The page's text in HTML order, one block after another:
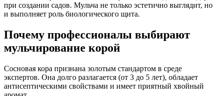
при создании садов. Мульча не только эстетично выглядит, но
и выполняет роль биологического щита.
Почему профессионалы выбирают
мульчирование корой
Сосновая кора признана золотым стандартом в среде
экспертов. Она долго разлагается (от 3 до 5 лет), обладает
антисептическими свойствами и имеет приятный хвойный